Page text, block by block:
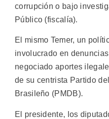
corrupción o bajo
Público (fiscalía).
El mismo Temer, un
involucrado en
negociado aportes
de su centrista Partido
Brasileño (PMDB).
El presidente, los